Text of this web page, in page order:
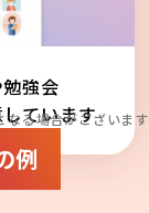
強会
ています
る場合がございます
例